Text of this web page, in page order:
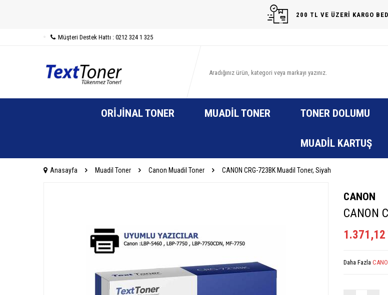
200 TL VE ÜZERİ KARGO
Müşteri Destek Hattı : 0212 324 1 325
ORIJINAL TONER MUADIL TONER TONER DOLUMU
MUADIL KARTUŞ
Anasayfa Muadil Toner Canon Muadil Toner CANON CRG-723BK Muadil Toner, Siyah
CANON
CANON
1.371,12
Daha Fazla